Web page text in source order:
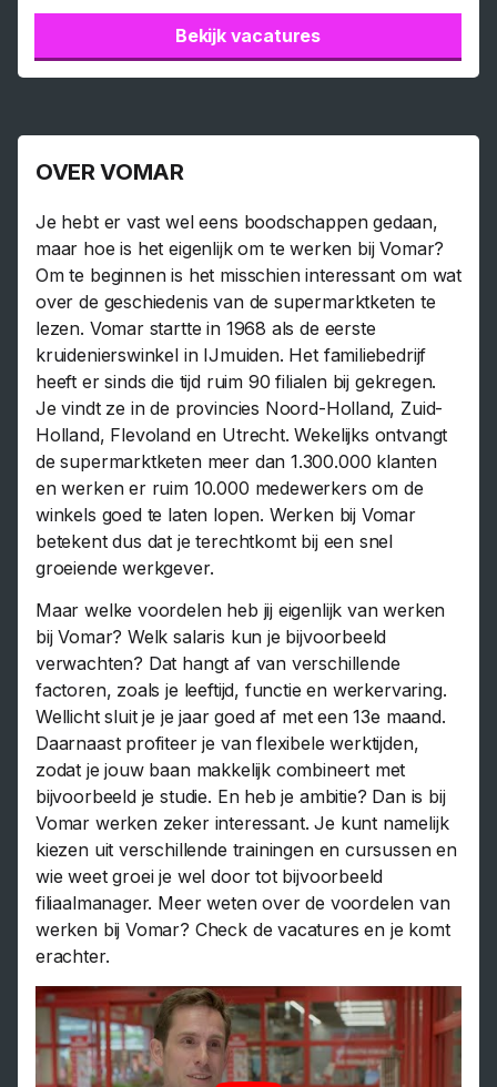
Bekijk vacatures
OVER VOMAR
Je hebt er vast wel eens boodschappen gedaan,
maar hoe is het eigenlijk om te werken bij Vomar?
Om te beginnen is het misschien interessant om wat
over de geschiedenis van de supermarktketen te
lezen. Vomar startte in 1968 als de eerste
kruidenierswinkel in IJmuiden. Het familiebedrijf
heeft er sinds die tijd ruim 90 filialen bij gekregen.
Je vindt ze in de provincies Noord-Holland, Zuid-
Holland, Flevoland en Utrecht. Wekelijks ontvangt
de supermarktketen meer dan 1.300.000 klanten
en werken er ruim 10.000 medewerkers om de
winkels goed te laten lopen. Werken bij Vomar
betekent dus dat je terechtkomt bij een snel
groeiende werkgever.
Maar welke voordelen heb jij eigenlijk van werken
bij Vomar? Welk salaris kun je bijvoorbeeld
verwachten? Dat hangt af van verschillende
factoren, zoals je leeftijd, functie en werkervaring.
Wellicht sluit je je jaar goed af met een 13e maand.
Daarnaast profiteer je van flexibele werktijden,
zodat je jouw baan makkelijk combineert met
bijvoorbeeld je studie. En heb je ambitie? Dan is bij
Vomar werken zeker interessant. Je kunt namelijk
kiezen uit verschillende trainingen en cursussen en
wie weet groei je wel door tot bijvoorbeeld
filiaalmanager. Meer weten over de voordelen van
werken bij Vomar? Check de vacatures en je komt
erachter.